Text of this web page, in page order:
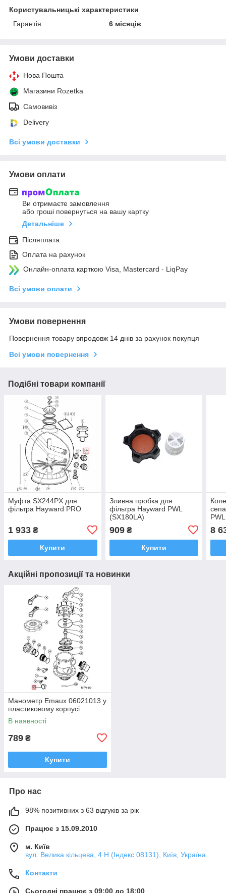
Користувальницькі характеристики
Гарантія
6 місяців
Умови доставки
Нова Пошта
Магазини Rozetka
Самовивіз
Delivery
Всі умови доставки
Умови оплати
Ви отримаєте замовлення
або гроші повернуться на вашу картку
Детальніше
Післяплата
Оплата на рахунок
Онлайн-оплата карткою Visa, Mastercard - LiqPay
Всі умови оплати
Умови повернення
Повернення товару впродовж 14 днів за рахунок покупця
Всі умови повернення
Подібні товари компанії
Муфта SX244PX для
фільтра Hayward PRO
1 933 ₴
Купити
Зливна пробка для
фільтра Hayward PWL
(SX180LA)
909₴
Купити
8
Акційні пропозиції та новинки
Манометр Emaux 06021013 у
пластиковому корпусі
В наявності
789 ₴
Купити
Про нас
98% позитивних з 63 відгуків за рік
Працює з 15.09.2010
м. Київ
вул. Велика кільцева, 4 Н (Індекс 08131), Київ, Україна
Контакти
Сьогодні працює з 09:00 до 18:00